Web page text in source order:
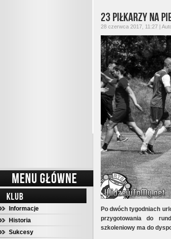
MENU GŁÓWNE
KLUB
Informacje
Historia
Sukcesy
23 piłkarzy na
28 czerwca 2017, 11:27 |
Po dwóch tygodniach
przygotowania do
szkoleniowy ma do